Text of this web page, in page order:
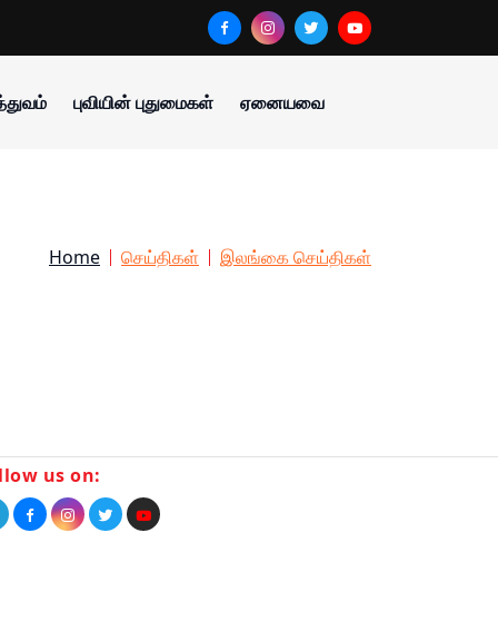
புவியின் புதுமைகள் ஏனையவை
Home செய்திகள் இலங்கை செய்திகள்
us on: